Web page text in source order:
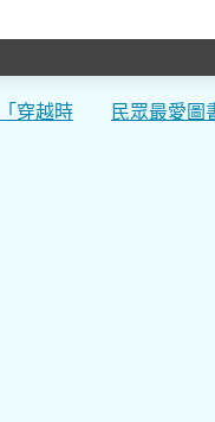
穿越時
民眾最愛圖